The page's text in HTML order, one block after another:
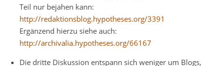
Teil nur bejahen kann:
http://redaktionsblog.hypotheses.org/3391
Ergänzend hierzu siehe auch:
http://archivalia.hypotheses.org/66167
Die dritte Diskussion entspann sich weniger um Blogs,